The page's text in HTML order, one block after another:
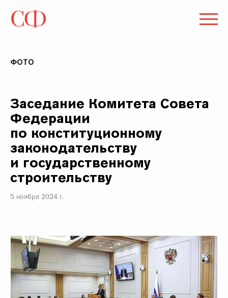
ФОТО
Заседание Комитета Совета
Федерации
по конституционному
законодательству
и государственному
строительству
5 ноября 2024 г.